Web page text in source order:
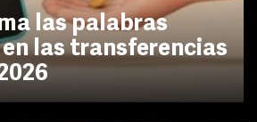
las palabras
las transferencias